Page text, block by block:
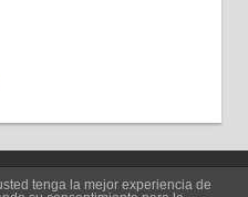
tenga la mejor experiencia de